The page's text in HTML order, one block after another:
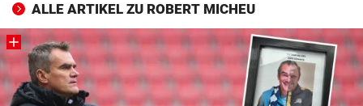
ALLE ARTIKEL ZU ROBERT MICHEU